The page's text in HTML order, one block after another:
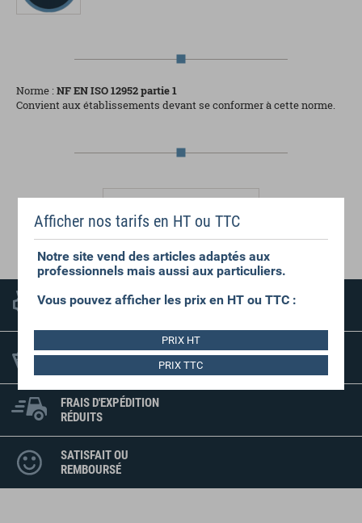
Norme :NF EN ISO 12952 partie 1
Convient aux établissements devant se conformer à cette norme.
40 °C
DEVIS GRATUIT
PAS DE MINIMUM
FRAIS D'EXPÉDITION
RÉDUITS
SATISFAIT OU
REMBOURSÉ
Afficher nos tarifs en HT ou TTC
Notre site vend des articles adaptés aux
professionnels mais aussi aux particuliers.
Vous pouvez afficher les prix en HT ou TTC :
PRIX HT
PRIX TTC